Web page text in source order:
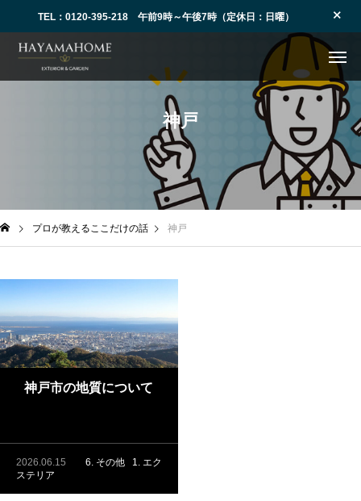
TEL：0120-395-218 午前9時～午後7時（定休日：日曜）
神戸
プロが教えるここだけの話 神戸
神戸市の地質について
2026.06.15 6. その他
1. エク
ステリア